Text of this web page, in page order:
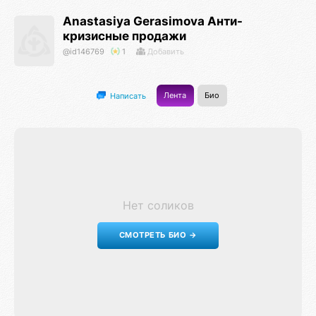
Anastasiya Gerasimova Анти-
кризисные продажи
@id146769 1 Добавить
Написать Лента Био
Нет соликов
СМОТРЕТЬ БИО →